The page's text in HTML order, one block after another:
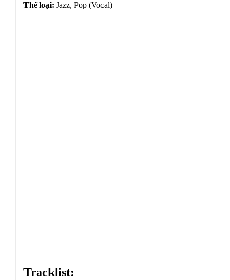
Thể loại: Jazz, Pop (Vocal)
Tracklist: